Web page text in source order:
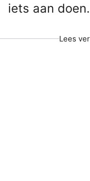
iets aan doen.
Lees